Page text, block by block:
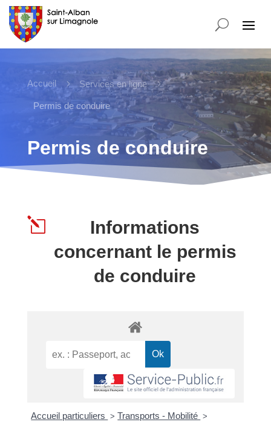
Accueil 5 Services en ligne 5
Permis de conduire
Permis de conduire
l
Informations
concernant le permis
de conduire
Accueil particuliers > Transports - Mobilité >